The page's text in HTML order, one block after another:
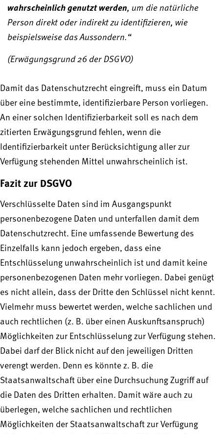
wahrscheinlich genutzt werden, um die natürliche
Person direkt oder indirekt zu identifizieren, wie
beispielsweise das Aussondern.“
(Erwägungsgrund 26 der DSGVO)
Damit das Datenschutzrecht eingreift, muss ein Datum
über eine bestimmte, identifizierbare Person vorliegen.
An einer solchen Identifizierbarkeit soll es nach dem
zitierten Erwägungsgrund fehlen, wenn die
Identifizierbarkeit unter Berücksichtigung aller zur
Verfügung stehenden Mittel unwahrscheinlich ist.
Fazit zur DSGVO
Verschlüsselte Daten sind im Ausgangspunkt
personenbezogene Daten und unterfallen damit dem
Datenschutzrecht. Eine umfassende Bewertung des
Einzelfalls kann jedoch ergeben, dass eine
Entschlüsselung unwahrscheinlich ist und damit keine
personenbezogenen Daten mehr vorliegen. Dabei genügt
es nicht allein, dass der Dritte den Schlüssel nicht kennt.
Vielmehr muss bewertet werden, welche sachlichen und
auch rechtlichen (z. B. über einen Auskunftsanspruch)
Möglichkeiten zur Entschlüsselung zur Verfügung stehen.
Dabei darf der Blick nicht auf den jeweiligen Dritten
verengt werden. Denn es könnte z. B. die
Staatsanwaltschaft über eine Durchsuchung Zugriff auf
die Daten des Dritten erhalten. Damit wäre auch zu
überlegen, welche sachlichen und rechtlichen
Möglichkeiten der Staatsanwaltschaft zur Verfügung